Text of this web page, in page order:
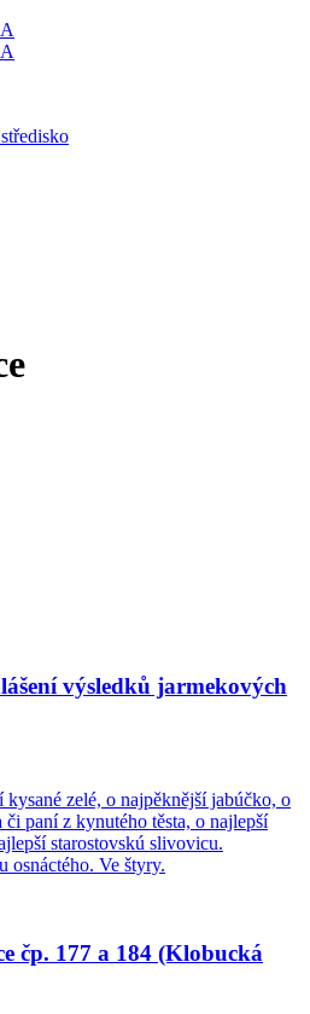
výsledků jarmekových
kysané zelé, o najpěknější jabúčko, o
či paní z kynutého těsta, o najlepší
starostovskú slivovicu.
osnáctého. Ve štyry.
čp. 177 a 184 (Klobucká